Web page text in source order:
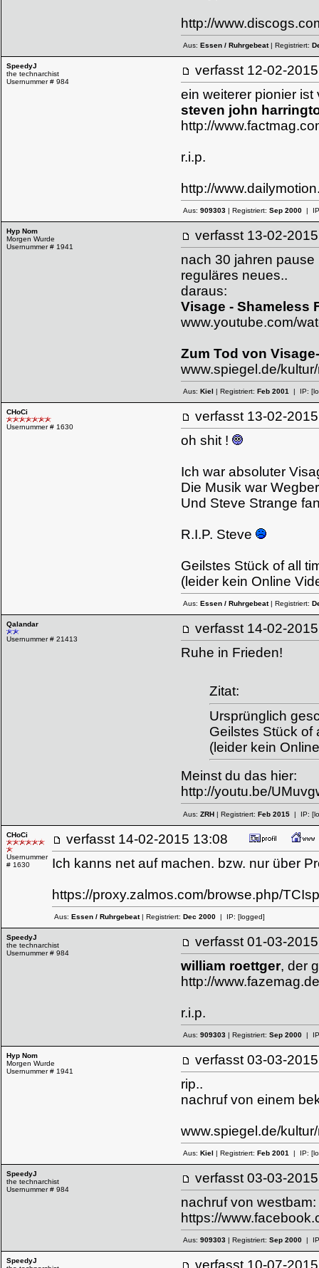
http://
Aus: Essen / Ruhrgebeat| Registriert:
SpeedyJ
the technarchist
Usernummer # 984
verfasst 12-02-
ein weiterer pionier ist
steven john
http://
r.i.p.
http://
Aus: 909303 | Registriert: Sep 2000 |
Hyp Nom
Morgen Wurde
Usernummer # 1941
verfasst 13-02-
nach 30 jahren
reguläres neues..
daraus:
Visage - Shameless
www.youtube.com/
Zum Tod von
www.spiegel.de/
Aus: Kiel | Registriert: Feb 2001 | IP:
CHoCi
Usernummer # 1630
verfasst 13-02-
oh shit !
Ich war absoluter
Die Musik war
Und Steve Strange
R.I.P. Steve
Geilstes Stück of all
(leider kein Online
Aus: Essen / Ruhrgebeat| Registriert:
Qalandar
Usernummer # 21413
verfasst 14-02-
Ruhe in Frieden!
Zitat:
Ursprünglich
Geilstes Stück of
(leider kein
Meinst du das hier:
http://youtu.be/
Aus: ZRH | Registriert: Feb 2015 | IP:
CHoCi
Usernummer
# 1630
verfasst 14-02-2015 13:08
Ich kanns net auf machen. bzw. nur über
https://proxy.zalmos.com/browse.php/
Aus: Essen / Ruhrgebeat| Registriert: Dec 2000 | IP: [logged]
SpeedyJ
the technarchist
Usernummer # 984
verfasst 01-03-
william roettger, der
http://
r.i.p.
Aus: 909303 | Registriert: Sep 2000 |
Hyp Nom
Morgen Wurde
Usernummer # 1941
verfasst 03-03-
rip..
nachruf von einem
www.spiegel.de/
Aus: Kiel | Registriert: Feb 2001 | IP:
SpeedyJ
the technarchist
Usernummer # 984
verfasst 03-03-
nachruf von westbam:
https://
Aus: 909303 | Registriert: Sep 2000 |
SpeedyJ
verfasst 10-07-